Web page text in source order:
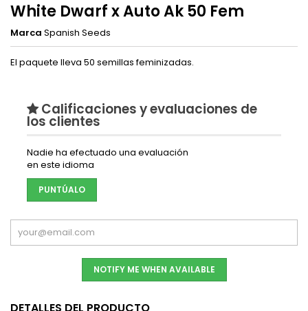
White Dwarf x Auto Ak 50 Fem
Marca Spanish Seeds
El paquete lleva 50 semillas feminizadas.
Calificaciones y evaluaciones de
los clientes
Nadie ha efectuado una evaluación
en este idioma
PUNTÚALO
NOTIFY ME WHEN AVAILABLE